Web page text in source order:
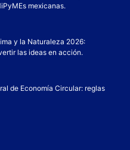
mexicanas.
y la Naturaleza 2026:
las ideas en acción.
de Economía Circular: reglas